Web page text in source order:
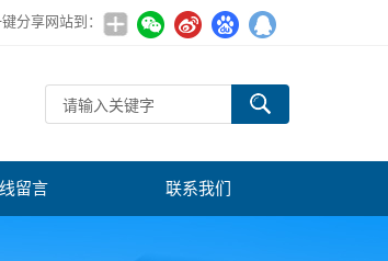
分享网站到：
留言 联系我们